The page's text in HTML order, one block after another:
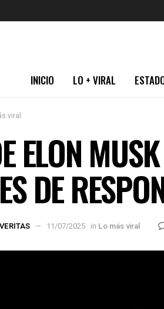
INICIO LO + VIRAL
viral
ELON
DE
11/07/2025 in Lo más viral